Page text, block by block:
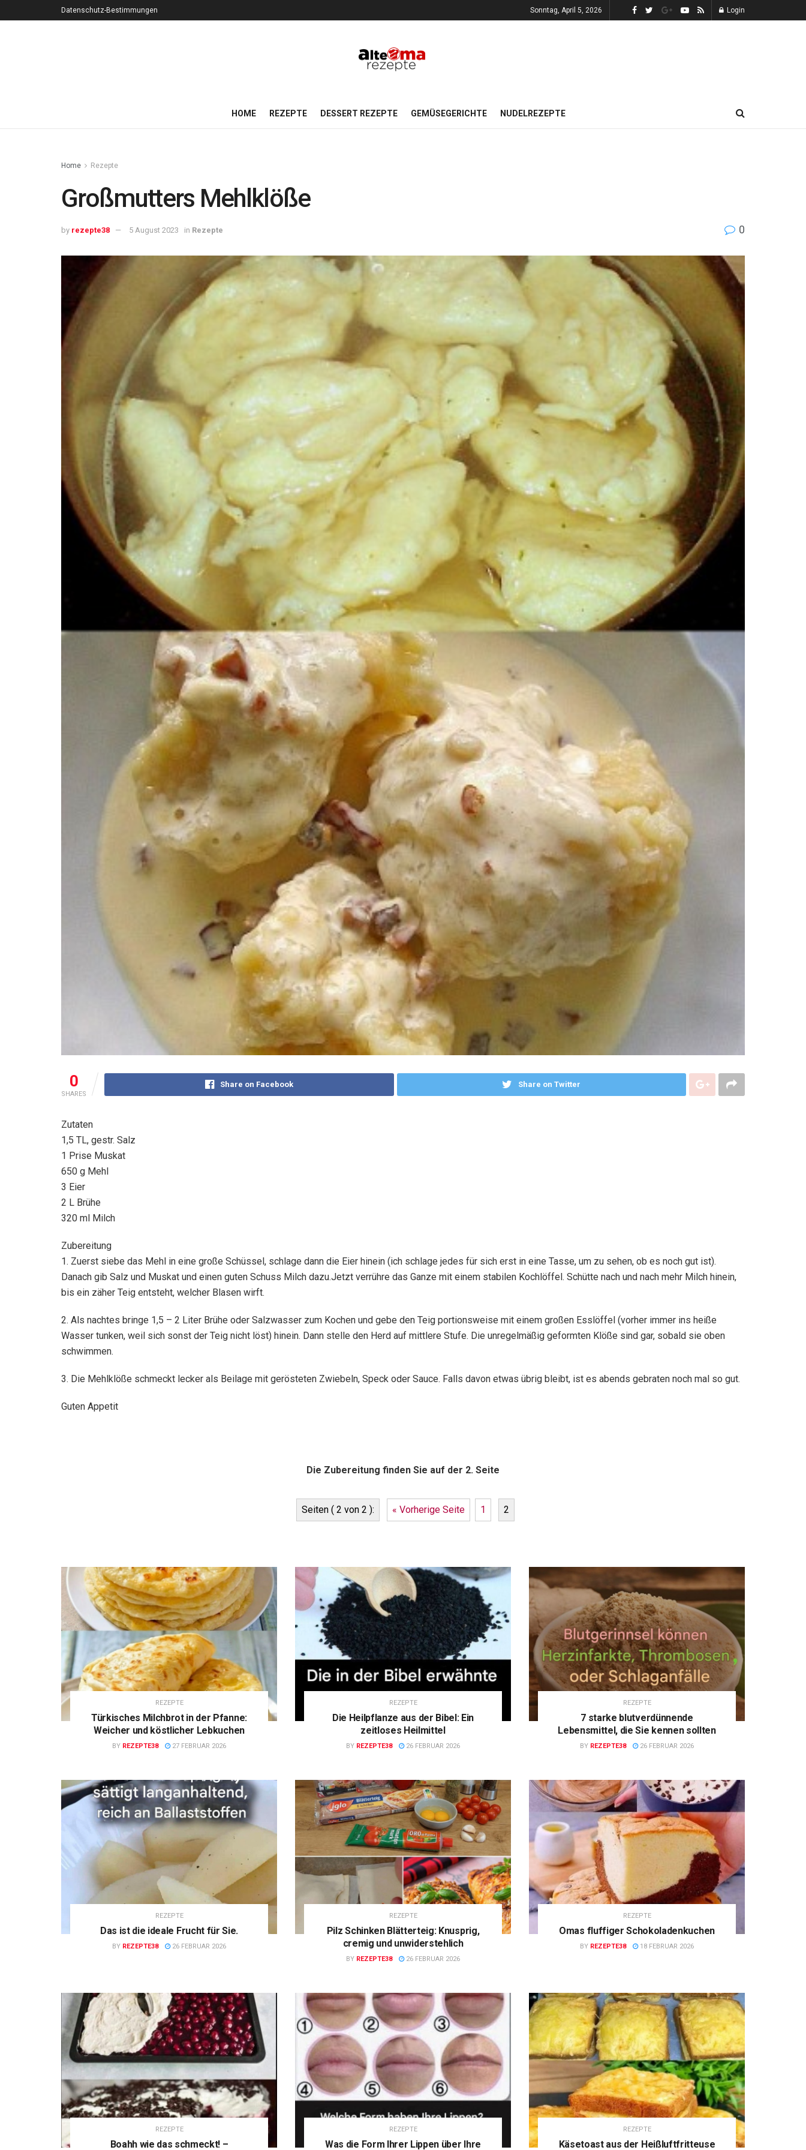
Datenschutz-Bestimmungen Sonntag, April 5, 2026 Login
HOME REZEPTE DESSERT REZEPTE GEMÜSEGERICHTE NUDELREZEPTE
Home Rezepte
Großmutters Mehlklöße
by rezepte38 5 August 2023 in Rezepte 0
0
SHARES
Share on Facebook Share on Twitter
Zutaten
1,5 TL, gestr. Salz
1 Prise Muskat
650 g Mehl
3 Eier
2 L Brühe
320 ml Milch
Zubereitung
1. Zuerst siebe das Mehl in eine große Schüssel, schlage dann die Eier hinein (ich schlage jedes für sich erst in eine Tasse, um zu sehen, ob es noch gut ist).
Danach gib Salz und Muskat und einen guten Schuss Milch dazu.Jetzt verrühre das Ganze mit einem stabilen Kochlöffel. Schütte nach und nach mehr Milch hinein,
bis ein zäher Teig entsteht, welcher Blasen wirft.
2. Als nachtes bringe 1,5 – 2 Liter Brühe oder Salzwasser zum Kochen und gebe den Teig portionsweise mit einem großen Esslöffel (vorher immer ins heiße
Wasser tunken, weil sich sonst der Teig nicht löst) hinein. Dann stelle den Herd auf mittlere Stufe. Die unregelmäßig geformten Klöße sind gar, sobald sie oben
schwimmen.
3. Die Mehlklöße schmeckt lecker als Beilage mit gerösteten Zwiebeln, Speck oder Sauce. Falls davon etwas übrig bleibt, ist es abends gebraten noch mal so gut.
Guten Appetit
Die Zubereitung finden Sie auf der 2. Seite
Seiten ( 2 von 2 ): « Vorherige Seite 1 2
REZEPTE
Türkisches Milchbrot in der Pfanne:
Weicher und köstlicher Lebkuchen
BY REZEPTE38 27 FEBRUAR 2026
REZEPTE
Die Heilpflanze aus der Bibel: Ein
zeitloses Heilmittel
BY REZEPTE38 26 FEBRUAR 2026
REZEPTE
7 starke blutverdünnende
Lebensmittel, die Sie kennen sollten
BY REZEPTE38 26 FEBRUAR 2026
REZEPTE
Das ist die ideale Frucht für Sie.
BY REZEPTE38 26 FEBRUAR 2026
REZEPTE
Pilz Schinken Blätterteig: Knusprig,
cremig und unwiderstehlich
BY REZEPTE38 26 FEBRUAR 2026
REZEPTE
Omas fluffiger Schokoladenkuchen
BY REZEPTE38 18 FEBRUAR 2026
REZEPTE
Boahh wie das schmeckt! –
REZEPTE
Was die Form Ihrer Lippen über Ihre
REZEPTE
Käsetoast aus der Heißluftfritteuse